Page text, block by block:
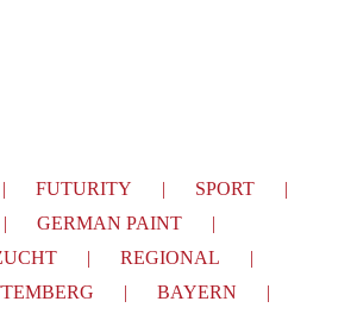
FUTURITY
SPORT
GERMAN PAINT
REGIONAL
BAYERN